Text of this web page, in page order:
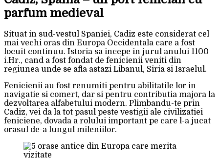
parfum medieval
Situat in sud-vestul Spaniei, Cadiz este considerat cel
mai vechi oras din Europa Occidentala care a fost
locuit continuu. Istoria sa incepe in jurul anului 1100
i.Hr., cand a fost fondat de fenicienii veniti din
regiunea unde se afla astazi Libanul, Siria si Israelul.
Fenicienii au fost renumiti pentru abilitatile lor in
navigatie si comert, dar si pentru contributia majora la
dezvoltarea alfabetului modern. Plimbandu-te prin
Cadiz, vei da la tot pasul peste vestigii ale civilizatiei
feniciene, dovada a rolului important pe care l-a jucat
orasul de-a lungul mileniilor.